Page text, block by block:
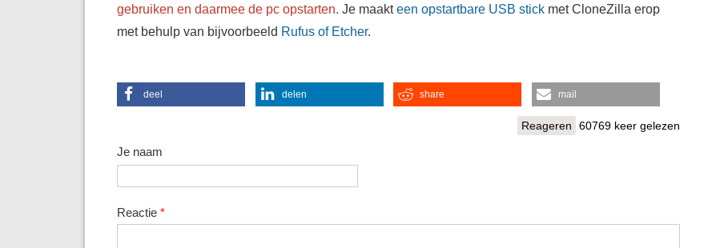
gebruiken en daarmee de pc opstarten. Je maakteen opstartbare USB stickmet CloneZilla erop
met behulp van bijvoorbeeld Rufus of Etcher.
deel delen share mail
Reageren 60769 keer gelezen
Je naam
Reactie *